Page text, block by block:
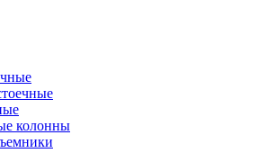
колонны